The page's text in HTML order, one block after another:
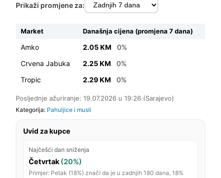
Prikaži promjene za:
Market Današnja cijena (promjena 7 dana)
Amko 2.05 KM
0%
Crvena Jabuka
2.25 KM
0%
Tropic
2.29 KM 0%
Posljednje ažuriranje: 19.07.2026 u 19:26 (Sarajevo)
Kategorija: Pahuljice i musli
Uvid za kupce
Najčešći dan sniženja
Četvrtak (20%)
Primjer: Petak (18%) znači da je u zadnjih 180 dana, 18%